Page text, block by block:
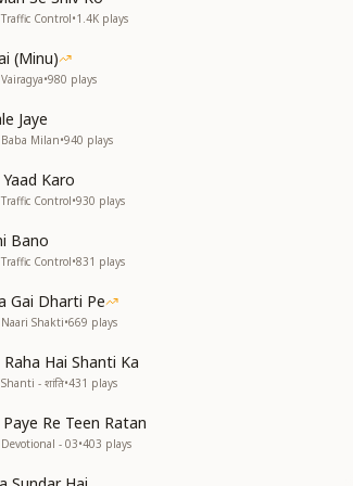
बता रहे हैं युक्ति सरल
चरित्र बनाना है
ज्वाला जलाना है
Control•1.4K plays
(Minu)
•980 plays
Jaye
Milan•940 plays
Karo
Control•930 plays
Bano
Control•831 plays
Gai Dharti Pe
Shakti•669 plays
Hai Shanti Ka
- शांति•431 plays
Re Teen Ratan
- 03•403 plays